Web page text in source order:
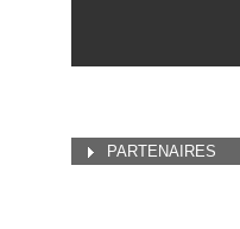
PARTENAIRES